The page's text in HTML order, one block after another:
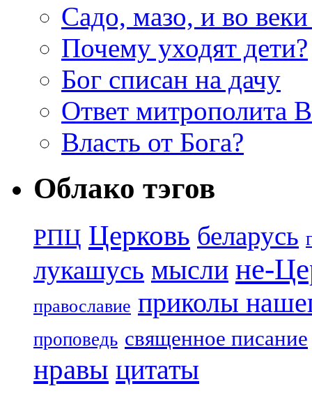
Садо, мазо, и во веки
Почему уходят дети?
Бог списан на дачу
Ответ митрополита
Власть от Бога?
Облако тэгов
РПЦ Церковь беларусь
лукашусь мысли не-
православие приколы
проповедь священное писание
нравы цитаты